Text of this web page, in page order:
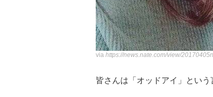
via https://news.nate.com/view/
皆さんは「オッドアイ」という